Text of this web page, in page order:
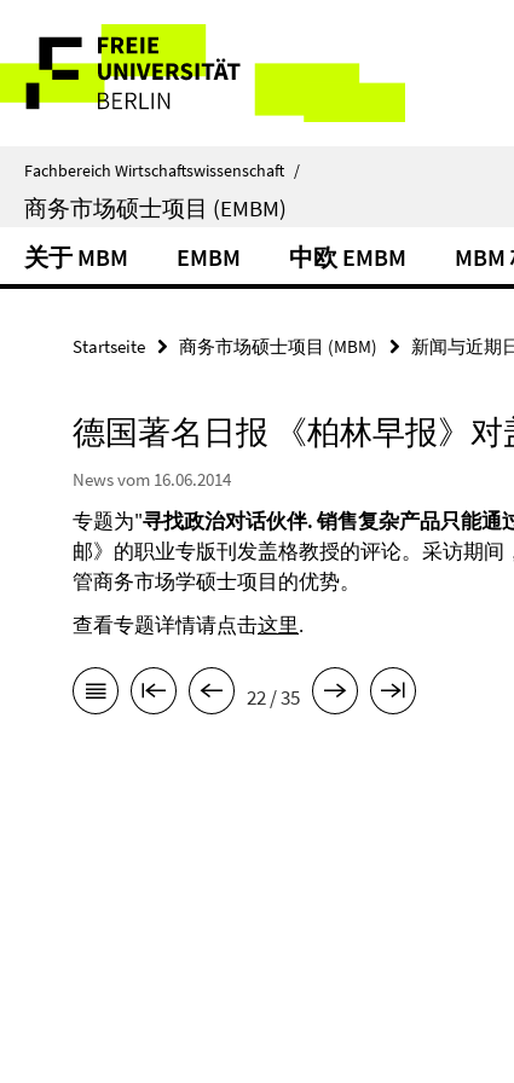
direkt
Inhalt
Service-
Navigation
Fachbereich Wirtschaftswissenschaft /
商务市场硕士项目 (EMBM)
关于 MBM EMBM 中欧 EMBM
Startseite 商务市场硕士项目 (MBM) 新闻与近期
德国著名日报 《柏林早报》
News vom 16.06.2014
专题为"寻找政治对话伙伴. 销售复杂产品只能通
邮》的职业专版刊发盖格教授的评论。采访期
管商务市场学硕士项目的优势。
查看专题详情请点击这里.
22 / 35